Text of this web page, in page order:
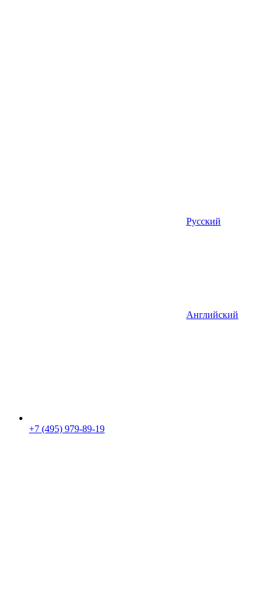
Русский
Английский
+7 (495) 979-89-19